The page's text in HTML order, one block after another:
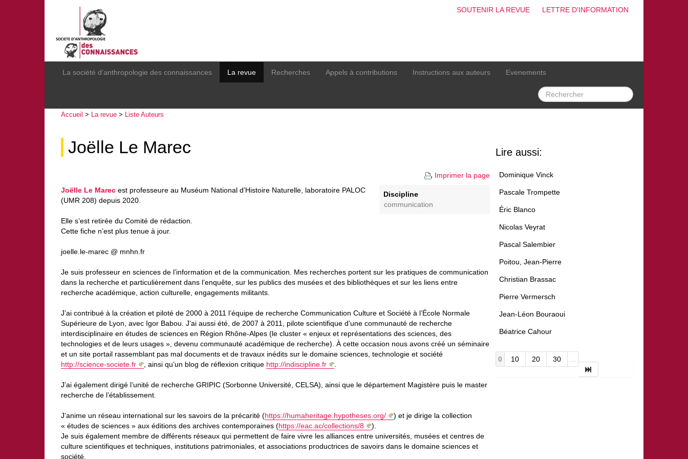
SOUTENIR LA REVUE LETTRE D'INFORMATION
La société d’anthropologie des connaissances La revue Recherches Appels à contributions Instructions aux auteurs Evenements
Accueil > La revue > Liste Auteurs
Joëlle Le Marec
Imprimer la page
Discipline
communication
Joëlle Le Marec est professeure au Muséum National d’Histoire Naturelle, laboratoire PALOC
(UMR 208) depuis 2020.
Elle s’est retirée du Comité de rédaction.
Cette fiche n’est plus tenue à jour.
joelle.le-marec @ mnhn.fr
Je suis professeur en sciences de l’information et de la communication. Mes recherches portent sur les pratiques de communication
dans la recherche et particulièrement dans l’enquête, sur les publics des musées et des bibliothèques et sur les liens entre
recherche académique, action culturelle, engagements militants.
J’ai contribué à la création et piloté de 2000 à 2011 l’équipe de recherche Communication Culture et Société à l’École Normale
Supérieure de Lyon, avec Igor Babou. J’ai aussi été, de 2007 à 2011, pilote scientifique d’une communauté de recherche
interdisciplinaire en études de sciences en Région Rhône-Alpes (le cluster « enjeux et représentations des sciences, des
technologies et de leurs usages », devenu communauté académique de recherche). À cette occasion nous avons créé un séminaire
et un site portail rassemblant pas mal documents et de travaux inédits sur le domaine sciences, technologie et société
http://science-societe.fr
, ainsi qu’un blog de réflexion critique http://indiscipline.fr
J’ai également dirigé l’unité de recherche GRIPIC (Sorbonne Université, CELSA), ainsi que le département Magistère puis le master
recherche de l’établissement.
J’anime un réseau international sur les savoirs de la précarité (https://humaheritage.hypotheses.org/
) et je dirige la collection
« études de sciences » aux éditions des archives contemporaines (https://eac.ac/collections/8
).
Je suis également membre de différents réseaux qui permettent de faire vivre les alliances entre universités, musées et centres de
culture scientifiques et techniques, institutions patrimoniales, et associations productrices de savoirs dans le domaine sciences et
société.
Lire aussi:
Dominique Vinck
Pascale Trompette
Éric Blanco
Nicolas Veyrat
Pascal Salembier
Poitou, Jean-Pierre
Christian Brassac
Pierre Vermersch
Jean-Léon Bouraoui
Béatrice Cahour
0 10 20 30 ...